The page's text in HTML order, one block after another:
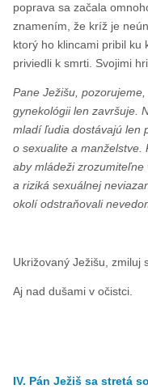
poprava sa začala
znamením, že kríž je
ktorý ho klincami pribil ku
priviedli k smrti. Svojimi
Pane Ježišu,
gynekológii len završuje.
mladí ľudia dostávajú len
o sexualite a manželstve.
aby mládeži
a riziká sexuálnej
okolí odstraňovali
Ukrižovaný Ježišu, zmiluj
Aj nad dušami v očistci.
IV. Pán Ježiš sa stretá